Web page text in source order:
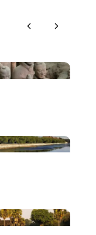
PreviousNext